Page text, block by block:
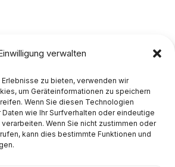
verwalten
zu bieten, verwenden wir
um Geräteinformationen zu speichern
Wenn Sie diesen Technologien
wie Ihr Surfverhalten oder eindeutige
Wenn Sie nicht zustimmen oder
kann dies bestimmte Funktionen und
Uhr